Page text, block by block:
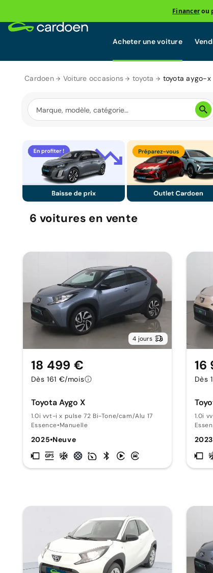
Financerou
Acheter une voiture
Cardoen Voiture occasions toyota toyota aygo-x
6 voitures en vente
4 jours
Toyota Aygo X
1.0i vvt-i x pulse 72 Bi-Tone/cam/Alu 17
Essence•Manuelle
2025•Neuve
18 499 €
Dès 161 €/mois
1.0i
2023
16
Dès